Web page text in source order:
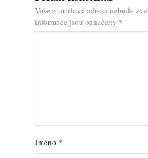
Vaše e-mailová adresa nebude
informace jsou označeny *
Jméno *